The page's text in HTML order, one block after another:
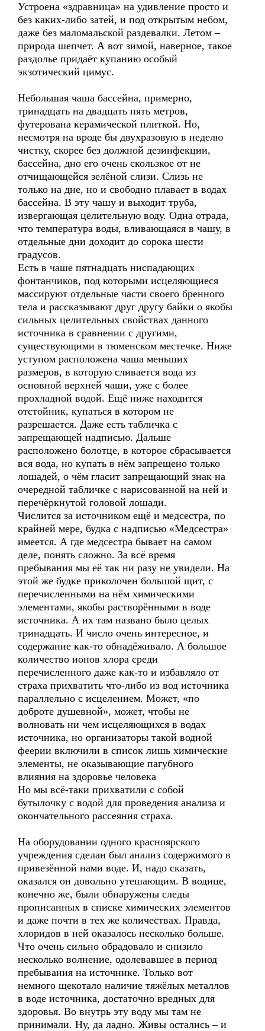
Устроена «здравница» на удивление просто и
без каких-либо затей, и под открытым небом,
даже без маломальской раздевалки. Летом –
природа шепчет. А вот зимой, наверное, такое
раздолье придаёт купанию особый
экзотический цимус.
Небольшая чаша бассейна, примерно,
тринадцать на двадцать пять метров,
футерована керамической плиткой. Но,
несмотря на вроде бы двухразовую в неделю
чистку, скорее без должной дезинфекции,
бассейна, дно его очень скользкое от не
отчищающейся зелёной слизи. Слизь не
только на дне, но и свободно плавает в водах
бассейна. В эту чашу и выходит труба,
извергающая целительную воду. Одна отрада,
что температура воды, вливающаяся в чашу, в
отдельные дни доходит до сорока шести
градусов.
Есть в чаше пятнадцать ниспадающих
фонтанчиков, под которыми исцеляющиеся
массируют отдельные части своего бренного
тела и рассказывают друг другу байки о якобы
сильных целительных свойствах данного
источника в сравнении с другими,
существующими в тюменском местечке. Ниже
уступом расположена чаша меньших
размеров, в которую сливается вода из
основной верхней чаши, уже с более
прохладной водой. Ещё ниже находится
отстойник, купаться в котором не
разрешается. Даже есть табличка с
запрещающей надписью. Дальше
расположено болотце, в которое сбрасывается
вся вода, но купать в нём запрещено только
лошадей, о чём гласит запрещающий знак на
очередной табличке с нарисованной на ней и
перечёркнутой головой лошади.
Числится за источником ещё и медсестра, по
крайней мере, будка с надписью «Медсестра»
имеется. А где медсестра бывает на самом
деле, понять сложно. За всё время
пребывания мы её так ни разу не увидели. На
этой же будке приколочен большой щит, с
перечисленными на нём химическими
элементами, якобы растворёнными в воде
источника. А их там названо было целых
тринадцать. И число очень интересное, и
содержание как-то обнадёживало. А большое
количество ионов хлора среди
перечисленного даже как-то и избавляло от
страха прихватить что-либо из вод источника
параллельно с исцелением. Может, «по
доброте душевной», может, чтобы не
волновать ни чем исцеляющихся в водах
источника, но организаторы такой водной
феерии включили в список лишь химические
элементы, не оказывающие пагубного
влияния на здоровье человека
Но мы всё-таки прихватили с собой
бутылочку с водой для проведения анализа и
окончательного рассеяния страха.
На оборудовании одного красноярского
учреждения сделан был анализ содержимого в
привезённой нами воде. И, надо сказать,
оказался он довольно утешающим. В водице,
конечно же, были обнаружены следы
прописанных в списке химических элементов
и даже почти в тех же количествах. Правда,
хлоридов в ней оказалось несколько больше.
Что очень сильно обрадовало и снизило
несколько волнение, одолевавшее в период
пребывания на источнике. Только вот
немного щекотало наличие тяжёлых металлов
в воде источника, достаточно вредных для
здоровья. Во внутрь эту воду мы там не
принимали. Ну, да ладно. Живы остались – и